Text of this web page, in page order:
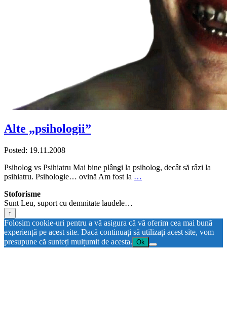
Alte „psihologii”
Posted: 19.11.2008
Psiholog vs Psihiatru Mai bine plângi la psiholog, decât să râzi la
psihiatru. Psihologie… ovină Am fost la …
Stoforisme
Sunt Leu, suport cu demnitate laudele…
↑
Folosim cookie-uri pentru a vă asigura că vă oferim cea mai bună
experiență pe acest site. Dacă continuați să utilizați acest site, vom
presupune că sunteți mulțumit de acesta. Ok